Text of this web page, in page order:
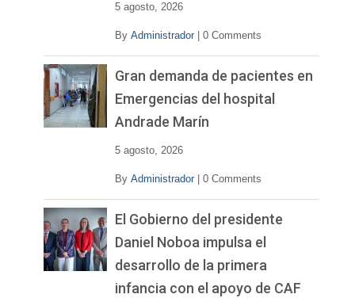
5 agosto, 2026
By Administrador 0 Comments
Gran demanda de pacientes en
Emergencias del hospital
Andrade Marín
5 agosto, 2026
By Administrador 0 Comments
El Gobierno del presidente
Daniel Noboa impulsa el
desarrollo de la primera
infancia con el apoyo de CAF